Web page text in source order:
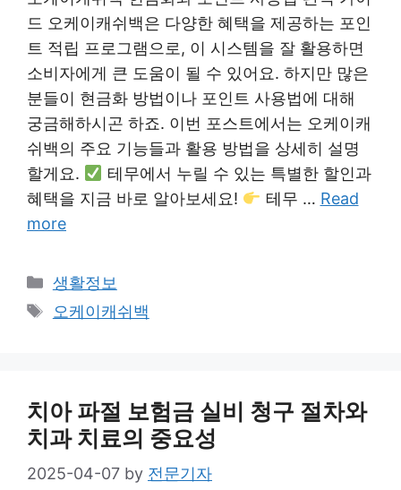
드 오케이캐쉬백은 다양한 혜택을 제공하는 포인
트 적립 프로그램으로, 이 시스템을 잘 활용하면
소비자에게 큰 도움이 될 수 있어요. 하지만 많은
분들이 현금화 방법이나 포인트 사용법에 대해
궁금해하시곤 하죠. 이번 포스트에서는 오케이캐
쉬백의 주요 기능들과 활용 방법을 상세히 설명
할게요.
테무에서 누릴 수 있는 특별한 할인과
혜택을 지금 바로 알아보세요!
테무 … Read
more
Categories
생활정보
Tags
오케이캐쉬백
치아 파절 보험금 실비 청구 절차와
치과 치료의 중요성
2025-04-07 by 전문기자